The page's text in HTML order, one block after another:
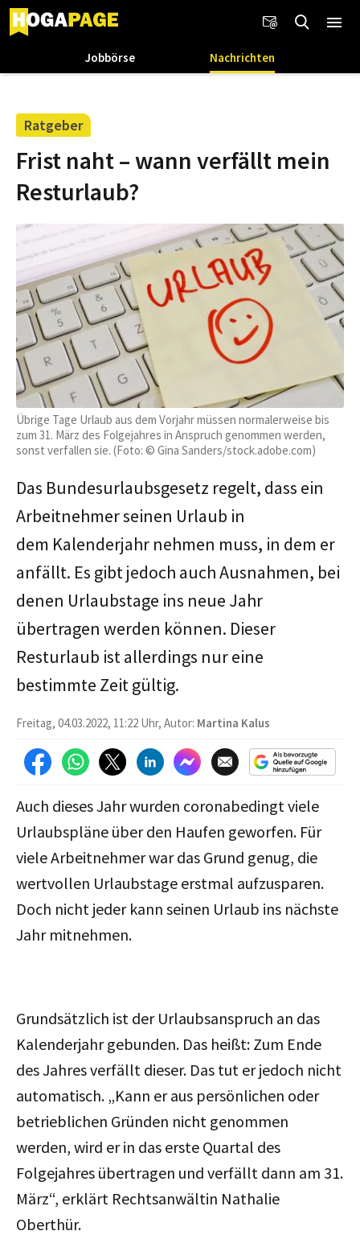
Jobbörse Nachrichten
Ratgeber
Frist naht – wann verfällt mein
Resturlaub?
Übrige Tage Urlaub aus dem Vorjahr müssen normalerweise bis
zum 31. März des Folgejahres in Anspruch genommen werden,
sonst verfallen sie. (Foto: © Gina Sanders/stock.adobe.com)
Das Bundesurlaubsgesetz regelt, dass ein
Arbeitnehmer seinen Urlaub in
dem Kalenderjahr nehmen muss, in dem er
anfällt. Es gibt jedoch auch Ausnahmen, bei
denen Urlaubstage ins neue Jahr
übertragen werden können. Dieser
Resturlaub ist allerdings nur eine
bestimmte Zeit gültig.
Freitag, 04.03.2022, 11:22 Uhr, Autor: Martina Kalus
Auch dieses Jahr wurden coronabedingt viele
Urlaubspläne über den Haufen geworfen. Für
viele Arbeitnehmer war das Grund genug, die
wertvollen Urlaubstage erstmal aufzusparen.
Doch nicht jeder kann seinen Urlaub ins nächste
Jahr mitnehmen.
Grundsätzlich ist der Urlaubsanspruch an das
Kalenderjahr gebunden. Das heißt: Zum Ende
des Jahres verfällt dieser. Das tut er jedoch nicht
automatisch. „Kann er aus persönlichen oder
betrieblichen Gründen nicht genommen
werden, wird er in das erste Quartal des
Folgejahres übertragen und verfällt dann am 31.
März“, erklärt Rechtsanwältin Nathalie
Oberthür.